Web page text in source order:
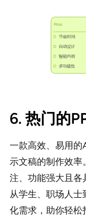
6. 热门的
一款高效、易用的
示文稿的制作效率
注、功能强大且各
从学生、职场人
化需求，助你轻松